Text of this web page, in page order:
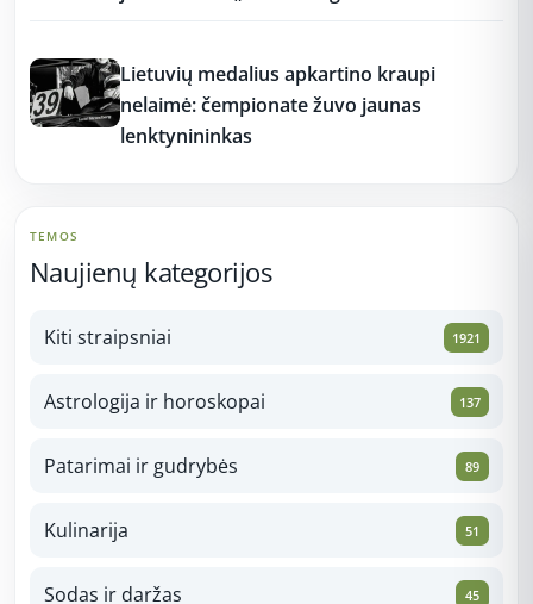
Lietuvių medalius apkartino kraupi
nelaimė: čempionate žuvo jaunas
lenktynininkas
TEMOS
Naujienų kategorijos
Kiti straipsniai 1921
Astrologija ir horoskopai 137
Patarimai ir gudrybės 89
Kulinarija 51
Sodas ir daržas 45